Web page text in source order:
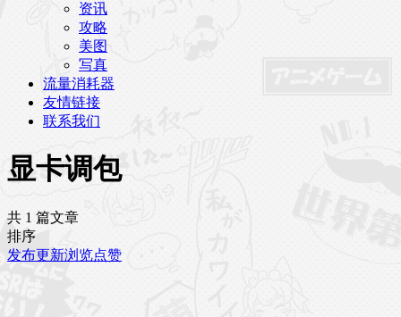
资讯
攻略
美图
写真
流量消耗器
友情链接
联系我们
显卡调包
共 1 篇文章
排序
发布更新浏览点赞